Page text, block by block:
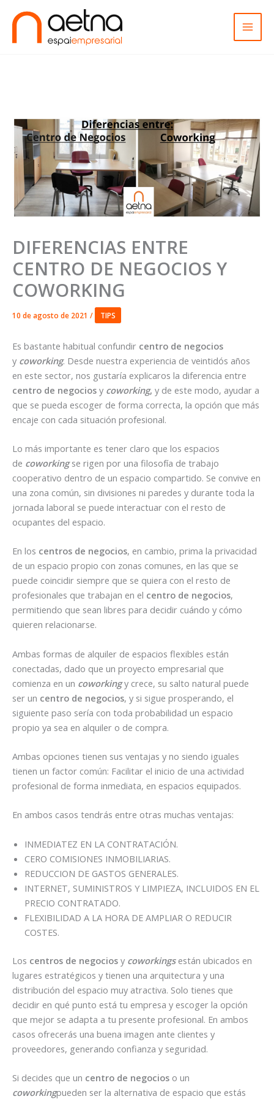
DIFERENCIAS ENTRE
CENTRO DE NEGOCIOS Y
COWORKING
10 de agosto de 2021 / TIPS
Es bastante habitual confundir centro de negocios
y coworking. Desde nuestra experiencia de veintidós años
en este sector, nos gustaría explicaros la diferencia entre
centro de negocios y coworking, y de este modo, ayudar a
que se pueda escoger de forma correcta, la opción que más
encaje con cada situación profesional.
Lo más importante es tener claro que los espacios
de coworking se rigen por una filosofía de trabajo
cooperativo dentro de un espacio compartido. Se convive en
una zona común, sin divisiones ni paredes y durante toda la
jornada laboral se puede interactuar con el resto de
ocupantes del espacio.
En los centros de negocios, en cambio, prima la privacidad
de un espacio propio con zonas comunes, en las que se
puede coincidir siempre que se quiera con el resto de
profesionales que trabajan en el centro de negocios,
permitiendo que sean libres para decidir cuándo y cómo
quieren relacionarse.
Ambas formas de alquiler de espacios flexibles están
conectadas, dado que un proyecto empresarial que
comienza en un coworkingy crece, su salto natural puede
ser un centro de negocios, y si sigue prosperando, el
siguiente paso sería con toda probabilidad un espacio
propio ya sea en alquiler o de compra.
Ambas opciones tienen sus ventajas y no siendo iguales
tienen un factor común: Facilitar el inicio de una actividad
profesional de forma inmediata, en espacios equipados.
En ambos casos tendrás entre otras muchas ventajas:
INMEDIATEZ EN LA CONTRATACIÓN.
CERO COMISIONES INMOBILIARIAS.
REDUCCION DE GASTOS GENERALES.
INTERNET, SUMINISTROS Y LIMPIEZA, INCLUIDOS EN EL
PRECIO CONTRATADO.
FLEXIBILIDAD A LA HORA DE AMPLIAR O REDUCIR
COSTES.
Los centros de negocios y coworkingsestán ubicados en
lugares estratégicos y tienen una arquitectura y una
distribución del espacio muy atractiva. Solo tienes que
decidir en qué punto está tu empresa y escoger la opción
que mejor se adapta a tu presente profesional. En ambos
casos ofrecerás una buena imagen ante clientes y
proveedores, generando confianza y seguridad.
Si decides que un centro de negocios o un
coworkingpueden ser la alternativa de espacio que estás